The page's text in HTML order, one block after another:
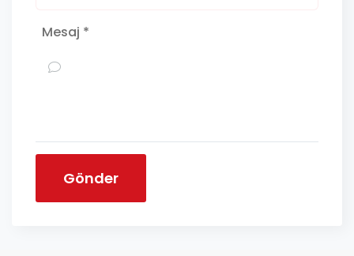
Mesaj *
Gönder